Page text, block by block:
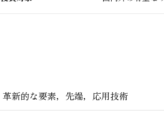
革新的な要素，先端，応用技術